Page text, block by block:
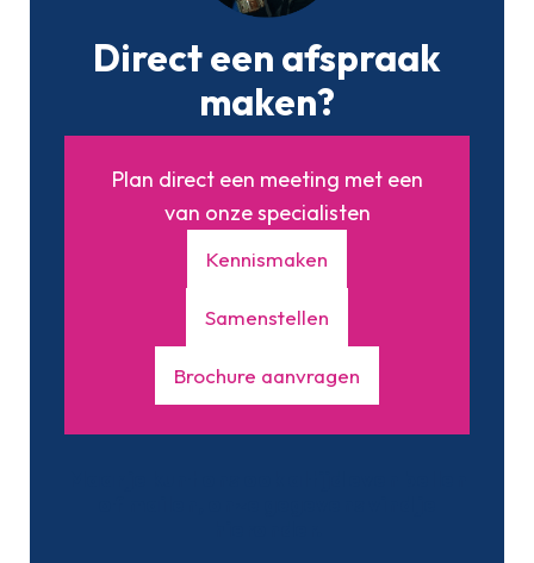
Direct een afspraak
maken?
Plan direct een meeting met een
van onze specialisten
Kennismaken
Samenstellen
Brochure aanvragen